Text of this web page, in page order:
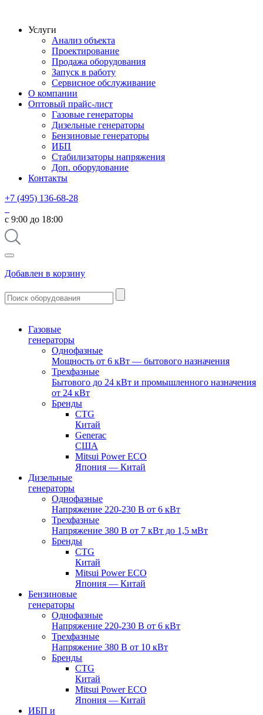
Услуги
Анализ объекта
Проектирование
Продажа оборудования
Запуск в работу
Сервисное обслуживание
О компании
Оптовый прайс-лист
Газовые генераторы
Дизельные генераторы
Бензиновые генераторы
ИБП
Стабилизаторы напряжения
Доп. оборудование
Контакты
+7 (495) 136-68-28
с 9:00 до 18:00
Добавлен в корзину
Газовые
генераторы
Однофазные
Мощность от 6 кВт — бытового назначения
Трехфазные
Бытового до 24 кВт и промышленного назначения
от 24 кВт
Бренды
CTG
Китай
Generac
США
Mitsui Power ECO
Япония — Китай
Дизельные
генераторы
Однофазные
Напряжение 220-230 В от 6 кВт
Трехфазные
Напряжение 380 В от 7 кВт до 1,5 мВт
Бренды
CTG
Китай
Mitsui Power ECO
Япония — Китай
Бензиновые
генераторы
Однофазные
Напряжение 220-230 В от 6 кВт
Трехфазные
Напряжение 380 В от 10 кВт
Бренды
CTG
Китай
Mitsui Power ECO
Япония — Китай
ИБП и